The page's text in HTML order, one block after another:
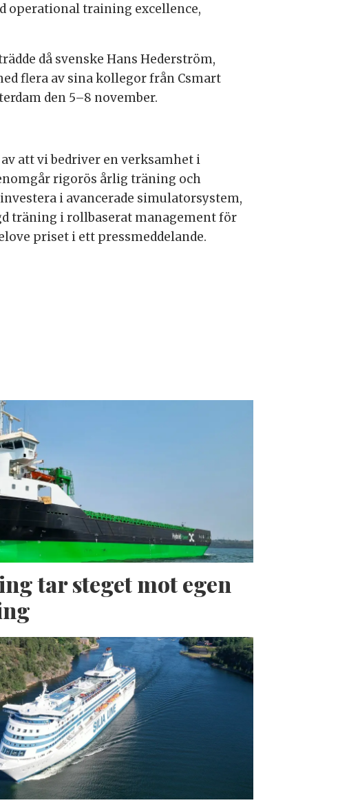
operational training excellence,
då svenske Hans Hederström,
flera av sina kollegor från Csmart
den 5–8 november.
att vi bedriver en verksamhet i
rigorös årlig träning och
i avancerade simulatorsystem,
träning i rollbaserat management för
priset i ett pressmeddelande.
tar steget mot egen